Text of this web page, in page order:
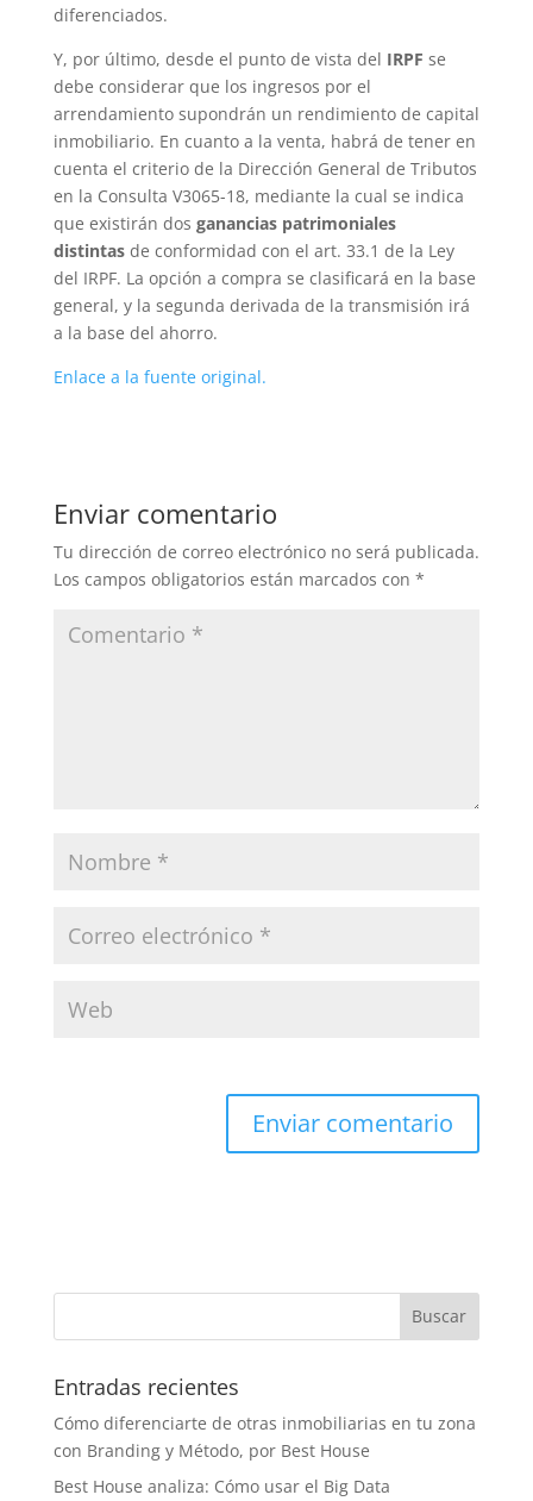
diferenciados.
Y, por último, desde el punto de vista del IRPF se
debe considerar que los ingresos por el
arrendamiento supondrán un rendimiento de capital
inmobiliario. En cuanto a la venta, habrá de tener en
cuenta el criterio de la Dirección General de Tributos
en la Consulta V3065-18, mediante la cual se indica
que existirán dos ganancias patrimoniales
distintasde conformidad con el art. 33.1 de la Ley
del IRPF. La opción a compra se clasificará en la base
general, y la segunda derivada de la transmisión irá
a la base del ahorro.
Enlace a la fuente original.
Enviar comentario
Tu dirección de correo electrónico no será publicada.
Los campos obligatorios están marcados con *
Entradas recientes
Cómo diferenciarte de otras inmobiliarias en tu zona
con Branding y Método, por Best House
Best House analiza: Cómo usar el Big Data